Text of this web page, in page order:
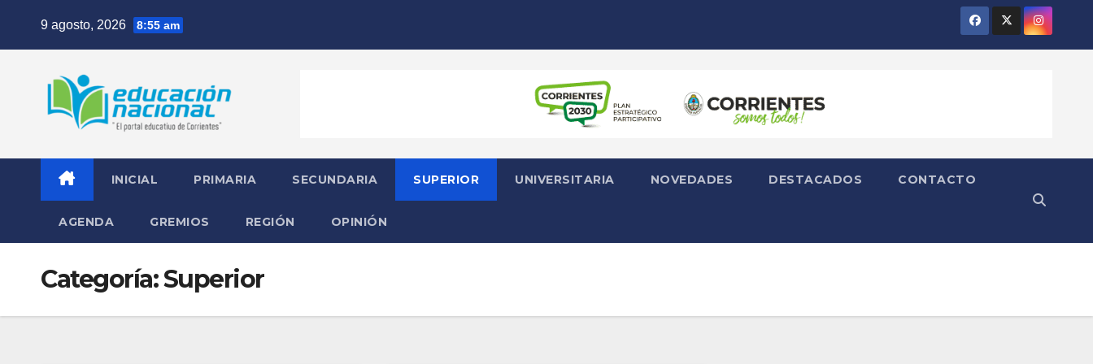
9 agosto, 2026 8:55 am
INICIAL PRIMARIA SECUNDARIA SUPERIOR UNIVERSITARIA NOVEDADES DESTACADOS CONTACTO
AGENDA GREMIOS REGIÓN OPINIÓN
Categoría:Superior